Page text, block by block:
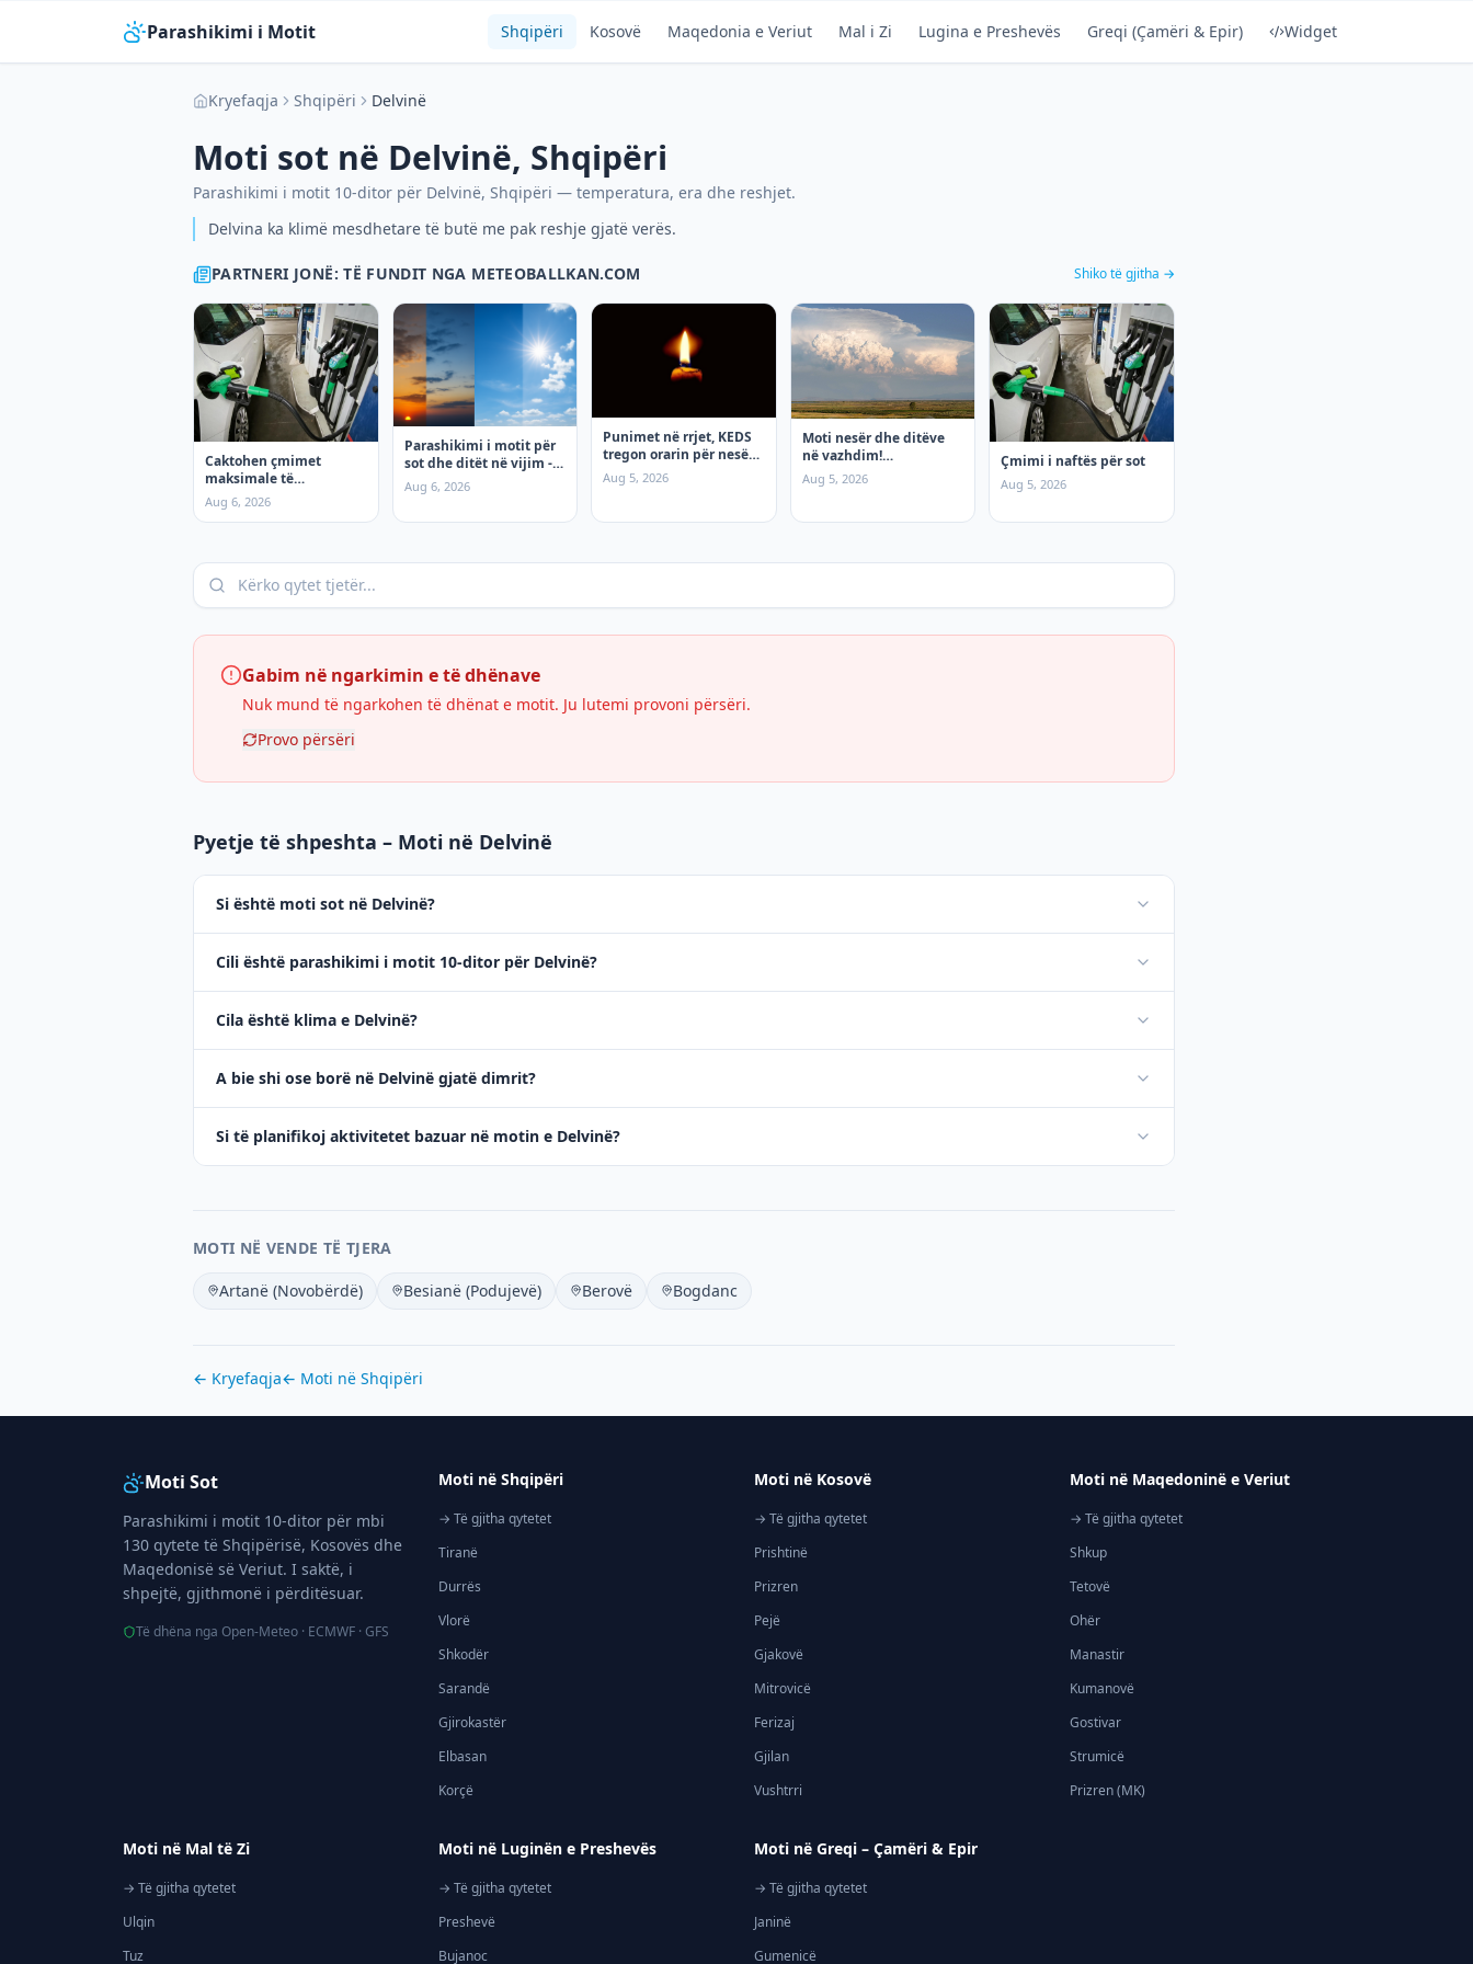
Parashikimi i Motit Shqipëri Kosovë Maqedonia e Veriut Mal i Zi Lugina e Preshevës Greqi (Çamëri & Epir) Widget
Kryefaqja Shqipëri Delvinë
Moti sot në Delvinë, Shqipëri
Parashikimi i motit 10-ditor për Delvinë, Shqipëri — temperatura, era dhe reshjet.
Delvina ka klimë mesdhetare të butë me pak reshje gjatë verës.
PARTNERI JONË: TË FUNDIT NGA METEOBALLKAN.COM Shiko të gjitha →
Caktohen çmimet
maksimale të
derivateve për sot
Aug 6, 2026
Parashikimi i motit për
sot dhe ditët në vijim - e
enjte
Aug 6, 2026
Punimet në rrjet, KEDS
tregon orarin për nesër
e Enjte!
Aug 5, 2026
Moti nesër dhe ditëve
në vazhdim!
(06.08.2026.) e enjte
Aug 5, 2026
Çmimi i naftës për sot
Aug 5, 2026
Gabim në ngarkimin e të dhënave
Nuk mund të ngarkohen të dhënat e motit. Ju lutemi provoni përsëri.
Provo përsëri
Pyetje të shpeshta – Moti në Delvinë
Si është moti sot në Delvinë?
Cili është parashikimi i motit 10-ditor për Delvinë?
Cila është klima e Delvinë?
A bie shi ose borë në Delvinë gjatë dimrit?
Si të planifikoj aktivitetet bazuar në motin e Delvinë?
MOTI NË VENDE TË TJERA
Artanë (Novobërdë) Besianë (Podujevë) Berovë Bogdanc
← Kryefaqja← Moti në Shqipëri
Moti Sot
Parashikimi i motit 10-ditor për mbi
130 qytete të Shqipërisë, Kosovës dhe
Maqedonisë së Veriut. I saktë, i
shpejtë, gjithmonë i përditësuar.
Të dhëna nga Open-Meteo · ECMWF · GFS
Moti në Shqipëri
→ Të gjitha qytetet
Tiranë
Durrës
Vlorë
Shkodër
Sarandë
Gjirokastër
Elbasan
Korçë
Moti në Kosovë
→ Të gjitha qytetet
Prishtinë
Prizren
Pejë
Gjakovë
Mitrovicë
Ferizaj
Gjilan
Vushtrri
Moti në Maqedoninë e Veriut
→ Të gjitha qytetet
Shkup
Tetovë
Ohër
Manastir
Kumanovë
Gostivar
Strumicë
Prizren (MK)
Moti në Mal të Zi
→ Të gjitha qytetet
Ulqin
Tuz
Moti në Luginën e Preshevës
→ Të gjitha qytetet
Preshevë
Bujanoc
Moti në Greqi – Çamëri & Epir
→ Të gjitha qytetet
Janinë
Gumenicë